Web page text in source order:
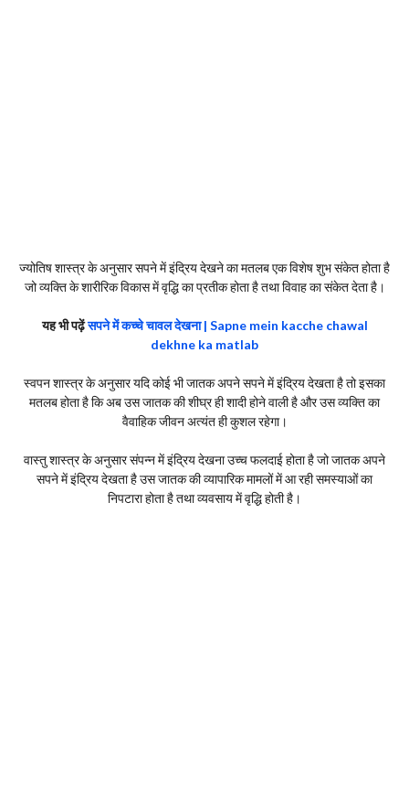
ज्योतिष शास्त्र के अनुसार सपने में इंद्रिय देखने का मतलब एक विशेष शुभ संकेत होता है
जो व्यक्ति के शारीरिक विकास में वृद्धि का प्रतीक होता है तथा विवाह का संकेत देता है।
यह भी पढ़ेंसपने में कच्चे चावल देखना | Sapne mein kacche chawal
dekhne ka matlab
स्वपन शास्त्र के अनुसार यदि कोई भी जातक अपने सपने में इंद्रिय देखता है तो इसका
मतलब होता है कि अब उस जातक की शीघ्र ही शादी होने वाली है और उस व्यक्ति का
वैवाहिक जीवन अत्यंत ही कुशल रहेगा।
वास्तु शास्त्र के अनुसार संपन्न में इंद्रिय देखना उच्च फलदाई होता है जो जातक अपने
सपने में इंद्रिय देखता है उस जातक की व्यापारिक मामलों में आ रही समस्याओं का
निपटारा होता है तथा व्यवसाय में वृद्धि होती है।